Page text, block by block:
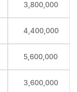
3,800,000
4,400,000
5,600,000
3,600,000